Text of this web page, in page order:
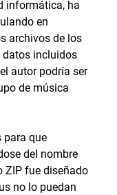
informática, ha
en
archivos de los
datos incluidos
autor podría ser
de música
para que
del nombre
ZIP fue diseñado
no lo puedan